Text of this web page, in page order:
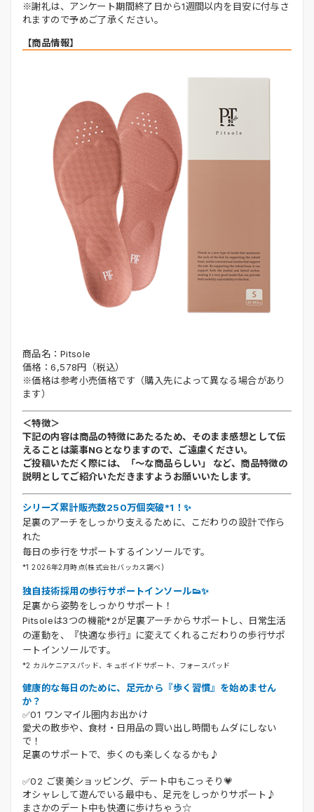
※謝礼は、アンケート期間終了日から1週間以内を目安に付与さ
れますので予めご了承ください。
【商品情報】
商品名：Pitsole
価格：6,578円（税込）
※価格は参考小売価格です（購入先によって異なる場合があり
ます）
＜特徴＞
下記の内容は商品の特徴にあたるため、そのまま感想として伝
えることは薬事NGとなりますので、ご遠慮ください。
ご投稿いただく際には、「～な商品らしい」 など、商品特徴の
説明としてご紹介いただきますようお願いいたします。
シリーズ累計販売数250万個突破*1！✨
足裏のアーチをしっかり支えるために、こだわりの設計で作ら
れた
毎日の歩行をサポートするインソールです。
*1 2026年2月時点(株式会社バッカス調べ)
独自技術採用の歩行サポートインソール👟✨
足裏から姿勢をしっかりサポート！
Pitsoleは3つの機能*2が足裏アーチからサポートし、日常生活
の運動を、『快適な歩行』に変えてくれるこだわりの歩行サポ
ートインソールです。
*2 カルケニアスパッド、キュボイドサポート、フォースパッド
健康的な毎日のために、足元から『歩く習慣』を始めません
か？
✅01 ワンマイル圏内お出かけ
愛犬の散歩や、食材・日用品の買い出し時間もムダにしない
で！
足裏のサポートで、歩くのも楽しくなるかも♪
✅02 ご褒美ショッピング、デート中もこっそり💗
オシャレして遊んでいる最中も、足元をしっかりサポート♪
まさかのデート中も快適に歩けちゃう☆